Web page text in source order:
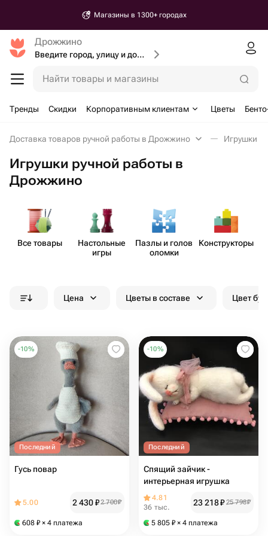
Магазины в 1300+ городах
Дрожжино
Введите город, улицу и дом доставки
Найти товары и магазины
Тренды Скидки Корпоративным клиентам Цветы
Доставка товаров ручной работы в Дрожжино Игрушки
Игрушки ручной работы в
Дрожжино
Все товары
Наст​ольные
игры
Пазлы и голов​
оломки
Констр​укторы
Цена Цветы в составе Цвет
-10%
Последний
Гусь повар
5.00 2 430₽2 700₽
608 ₽ × 4 платежа
-10%
Последний
Спящий зайчик -
интерьерная игрушка
4.81
36 тыс.
23 218₽ 25 798₽
5 805 ₽ × 4 платежа